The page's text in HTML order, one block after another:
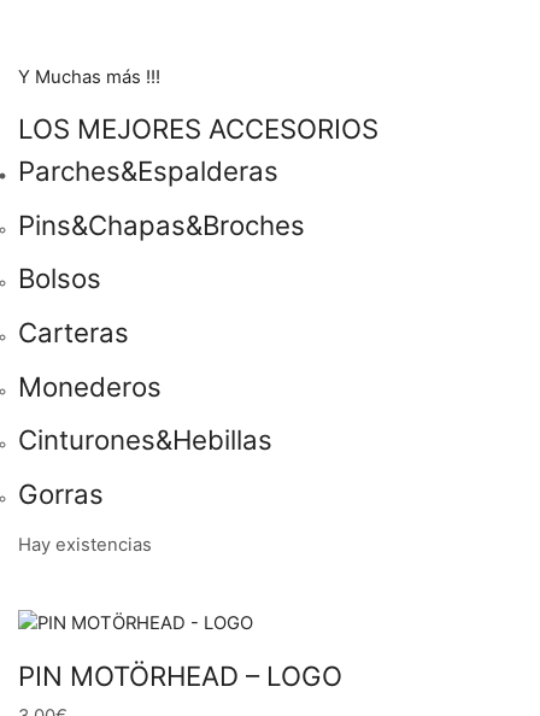
Y Muchas más !!!
LOS MEJORES ACCESORIOS
Parches&Espalderas
Pins&Chapas&Broches
Bolsos
Carteras
Monederos
Cinturones&Hebillas
Gorras
Hay existencias
PIN MOTÖRHEAD – LOGO